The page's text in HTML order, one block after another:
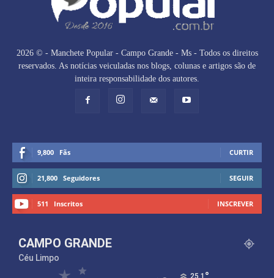
2026 © - Manchete Popular - Campo Grande - Ms - Todos os direitos
reservados. As notícias veiculadas nos blogs, colunas e artigos são de
inteira responsabilidade dos autores.
9,800 Fãs CURTIR
21,800 Seguidores SEGUIR
511 Inscritos INSCREVER
CAMPO GRANDE
Céu Limpo
25.1